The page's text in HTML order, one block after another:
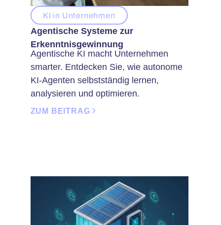
KI in Unternehmen
Agentische Systeme zur
Erkenntnisgewinnung
Agentische KI macht Unternehmen
smarter. Entdecken Sie, wie autonome
KI-Agenten selbstständig lernen,
analysieren und optimieren.
ZUM BEITRAG